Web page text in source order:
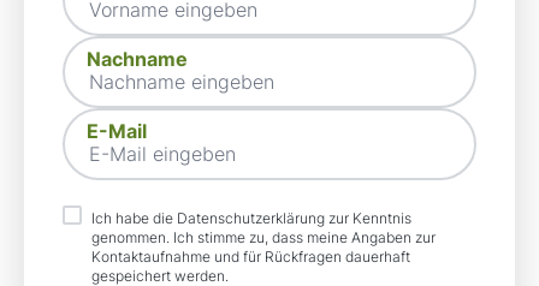
Nachname
Nachname
E-Mail-Adresse
E-Mail
Datenschutz akzeptieren
Ich habe die Datenschutzerklärung zur Kenntnis
genommen. Ich stimme zu, dass meine Angaben zur
Kontaktaufnahme und für Rückfragen dauerhaft
gespeichert werden.